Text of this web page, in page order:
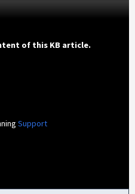
of this KB article.
Support